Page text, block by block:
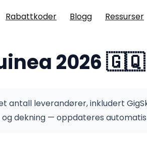
Rabattkoder Blogg Ressurser
2026 🇬🇶
leverandører, inkludert
dekning — oppdateres